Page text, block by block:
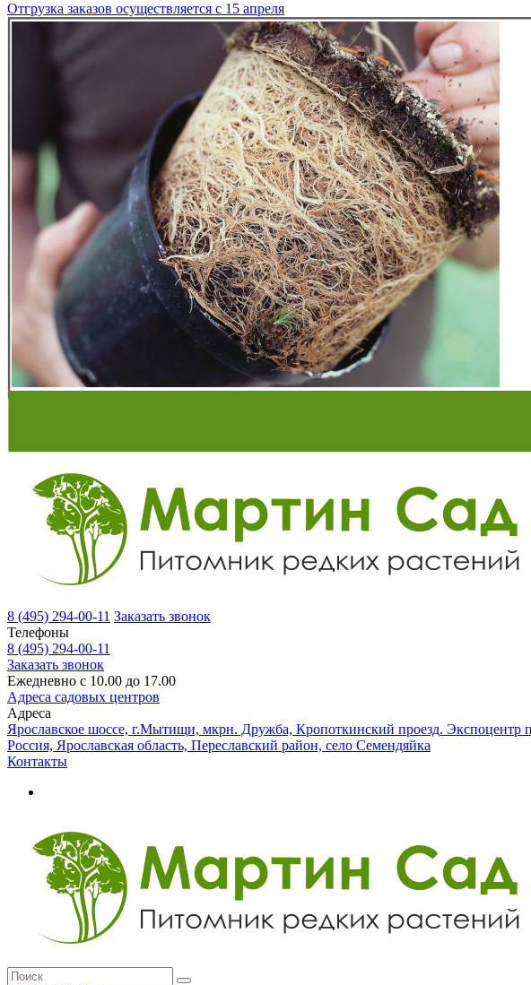
Отгрузка заказов осуществляется с 15 апреля
8 (495) 294-00-11 Заказать звонок
Телефоны
8 (495) 294-00-11
Заказать звонок
Ежедневно с 10.00 до 17.00
Адреса садовых центров
Адреса
Ярославское шоссе, г.Мытищи, мкрн. Дружба, Кропоткинский проезд. Экспоцентр
Россия, Ярославская область, Переславский район, село Семендяйка
Контакты